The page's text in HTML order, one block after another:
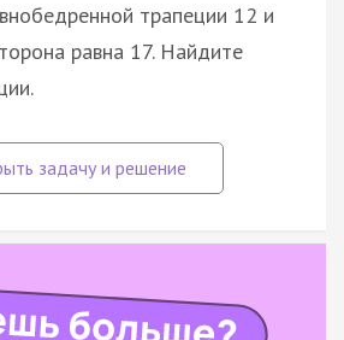
трапеции 12 и
равна 17. Найдите